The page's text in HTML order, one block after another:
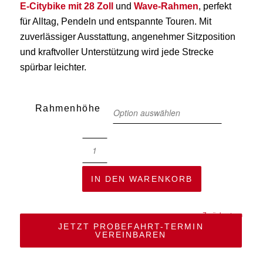
E-Citybike mit 28 Zoll
und Wave-Rahmen, perfekt
für Alltag, Pendeln und entspannte Touren. Mit
zuverlässiger Ausstattung, angenehmer Sitzposition
und kraftvoller Unterstützung wird jede Strecke
spürbar leichter.
Rahmenhöhe
Zurücksetzen
IN DEN WARENKORB
JETZT PROBEFAHRT-TERMIN
VEREINBAREN